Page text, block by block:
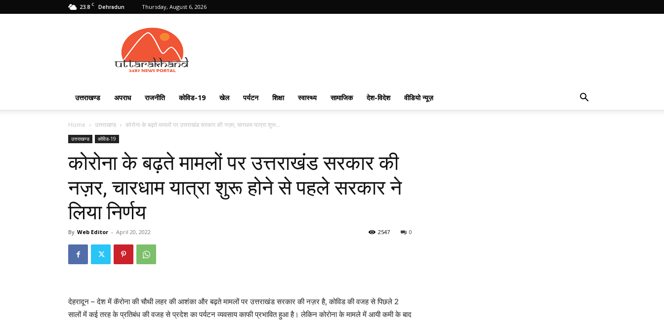
23.8 C Dehradun Thursday, August 6, 2026
Uttarakhand
24X7
उत्तराखण्ड अपराध राजनीति कोविड-19 खेल पर्यटन शिक्षा स्वास्थ्य सामाजिक देश-विदेश वीडियो न्यूज़
Home उत्तराखण्ड कोरोना के बढ़ते मामलों पर उत्तराखंड सरकार की नज़र, चारधाम यात्रा शुरू...
उत्तराखण्ड कोविड-19
कोरोना के बढ़ते मामलों पर उत्तराखंड सरकार की
नज़र, चारधाम यात्रा शुरू होने से पहले सरकार ने
लिया निर्णय
By Web Editor - April 20, 2022 0
2547
देहरादून – देश में कॅरोना की चौथी लहर की आशंका और बढ़ते मामलों पर उत्तराखंड सरकार की नज़र है, कोविड की वजह से पिछले 2
सालों में कई तरह के प्रतिबंध की वजह से प्रदेश का पर्यटन व्यवसाय काफी प्रभावित हुआ है। लेकिन कोरोना के मामले में आयी कमी के बाद